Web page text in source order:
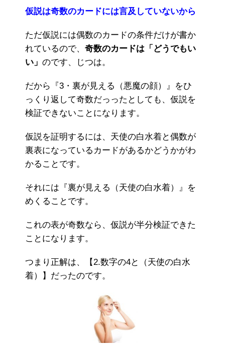
仮説は奇数のカードには言及していないから
ただ仮説には偶数のカードの条件だけが書か
れているので、 奇数のカードは「どうでもい
い」 のです、じつは。
だから『3・裏が見える（悪魔の顔）』をひ
っくり返して奇数だっったとしても、仮説を
検証できないことになります。
仮説を証明するには、天使の白水着と偶数が
裏表になっているカードがあるかどうかがわ
かることです。
それには『裏が見える（天使の白水着）』を
めくることです。
これの表が奇数なら、仮説が半分検証できた
ことになります。
つまり正解は、【2.数字の4と（天使の白水
着）】だったのです。